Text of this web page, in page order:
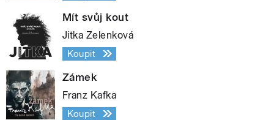
Mít svůj kout
Jitka Zelenková
Koupit
Zámek
Franz Kafka
Koupit